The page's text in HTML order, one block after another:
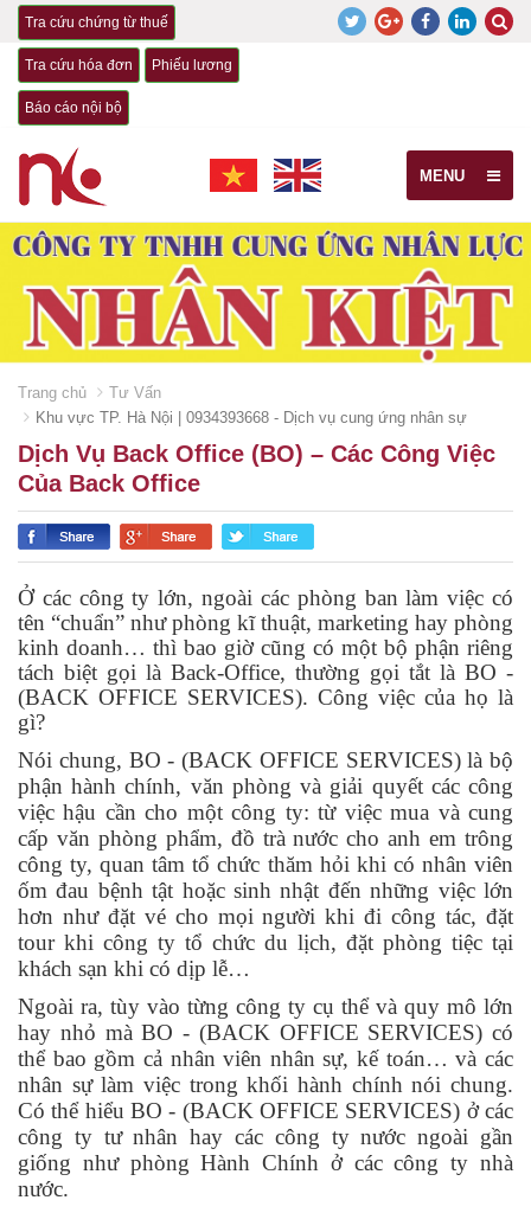
Tra cứu chứng từ thuế
Tra cứu hóa đơn Phiếu lương
Báo cáo nội bộ
MENU
Trang chủ
Tư Vấn
Khu vực TP. Hà Nội | 0934393668 - Dịch vụ cung ứng nhân sự
Dịch Vụ Back Office (BO) – Các Công Việc
Của Back Office
Ở các công ty lớn, ngoài các phòng ban làm việc có
tên “chuẩn” như phòng kĩ thuật, marketing hay phòng
kinh doanh… thì bao giờ cũng có một bộ phận riêng
tách biệt gọi là Back-Office, thường gọi tắt là BO -
(BACK OFFICE SERVICES). Công việc của họ là
gì?
Nói chung, BO - (BACK OFFICE SERVICES) là bộ
phận hành chính, văn phòng và giải quyết các công
việc hậu cần cho một công ty: từ việc mua và cung
cấp văn phòng phẩm, đồ trà nước cho anh em trông
công ty, quan tâm tổ chức thăm hỏi khi có nhân viên
ốm đau bệnh tật hoặc sinh nhật đến những việc lớn
hơn như đặt vé cho mọi người khi đi công tác, đặt
tour khi công ty tổ chức du lịch, đặt phòng tiệc tại
khách sạn khi có dịp lễ…
Ngoài ra, tùy vào từng công ty cụ thể và quy mô lớn
hay nhỏ mà BO - (BACK OFFICE SERVICES) có
thể bao gồm cả nhân viên nhân sự, kế toán… và các
nhân sự làm việc trong khối hành chính nói chung.
Có thể hiểu BO - (BACK OFFICE SERVICES) ở các
công ty tư nhân hay các công ty nước ngoài gần
giống như phòng Hành Chính ở các công ty nhà
nước.